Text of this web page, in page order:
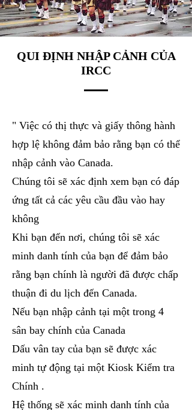
QUI ĐỊNH NHẬP CẢNH CỦA
IRCC
" Việc có thị thực và giấy thông hành
hợp lệ không đảm bảo rằng bạn có thể
nhập cảnh vào Canada.
Chúng tôi sẽ xác định xem bạn có đáp
ứng tất cả các yêu cầu đầu vào hay
không
Khi bạn đến nơi, chúng tôi sẽ xác
minh danh tính của bạn để đảm bảo
rằng bạn chính là người đã được chấp
thuận đi du lịch đến Canada.
Nếu bạn nhập cảnh tại một trong 4
sân bay chính của Canada
Dấu vân tay của bạn sẽ được xác
minh tự động tại một Kiosk Kiểm tra
Chính .
Hệ thống sẽ xác minh danh tính của